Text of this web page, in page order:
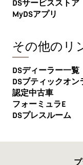
DSサービスストア
MyDSアプリ
その他のリ
DSディーラー一覧
DSブティックオン
認定中古車
フォーミュラE
DSプレスルーム